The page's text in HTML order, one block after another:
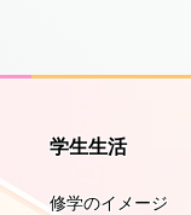
学生生活
修学のイメージ